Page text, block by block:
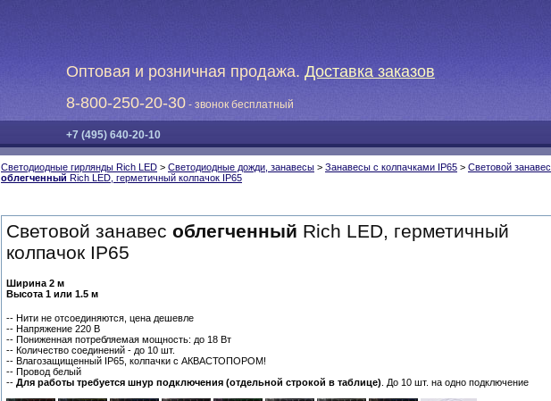
Оптовая и розничная продажа. Доставка заказов
8-800-250-20-30 - звонок бесплатный
+7 (495) 640-20-10
Светодиодные гирлянды Rich LED > Светодиодные дожди, занавесы > Занавесы с колпачками IP65 > Световой занавес
облегченный Rich LED, герметичный колпачок IP65
Световой занавес облегченный Rich LED, герметичный
колпачок IP65
Ширина 2 м
Высота 1 или 1.5 м
-- Нити не отсоединяются, цена дешевле
-- Напряжение 220 В
-- Пониженная потребляемая мощность: до 18 Вт
-- Количество соединений - до 10 шт.
-- Влагозащищенный IP65, колпачки с АКВАСТОПОРОМ!
-- Провод белый
-- Для работы требуется шнур подключения (отдельной строкой в таблице) . До 10 шт. на одно подключение